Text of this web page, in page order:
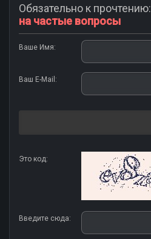
Обязательно к прочтению:
на частые вопросы
Ваше Имя:
Ваш E-Mail:
Это код:
Введите сюда: